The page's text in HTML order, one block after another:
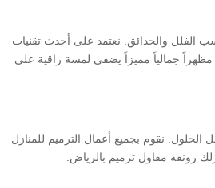
الفلل والحدائق. نعتمد على أحدث تقنيات
جمالياً مميزاً يضفي لمسة راقية على
نقوم بجميع أعمال الترميم للمنازل
رونقه مقاول ترميم بالرياض.